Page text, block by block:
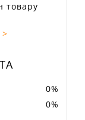
товару
0%
0%